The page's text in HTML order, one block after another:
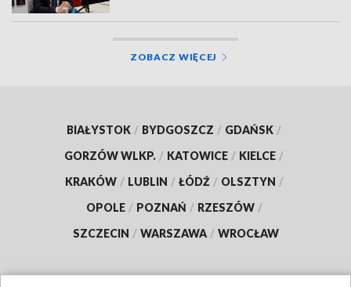
ZOBACZ WIĘCEJ
BIAŁYSTOK / BYDGOSZCZ / GDAŃSK /
GORZÓW WLKP. / KATOWICE / KIELCE /
KRAKÓW / LUBLIN / ŁÓDŹ / OLSZTYN /
OPOLE / POZNAŃ / RZESZÓW /
SZCZECIN / WARSZAWA / WROCŁAW